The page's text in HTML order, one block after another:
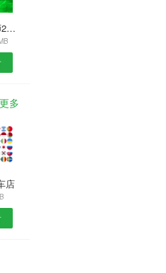
杂耍大师2022
更多
店